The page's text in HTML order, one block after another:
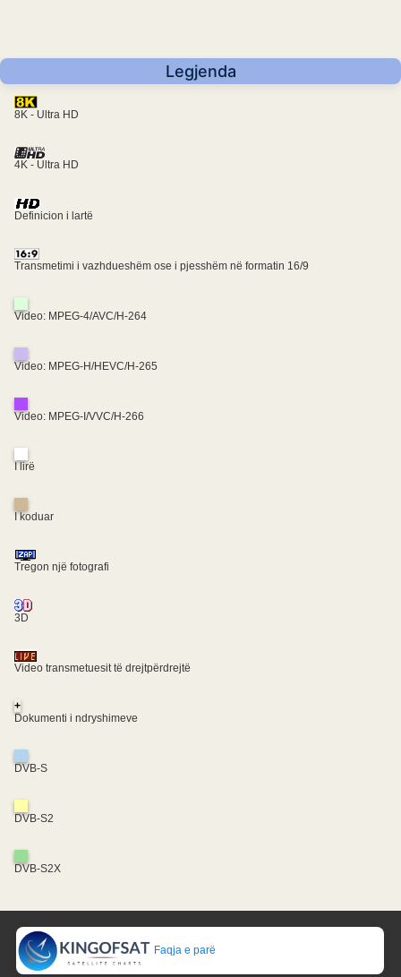
Legjenda
8K - Ultra HD
4K - Ultra HD
Definicion i lartë
Transmetimi i vazhdueshëm ose i pjesshëm në formatin 16/9
Video: MPEG-4/AVC/H-264
Video: MPEG-H/HEVC/H-265
Video: MPEG-I/VVC/H-266
I lirë
I koduar
Tregon një fotografi
3D
Video transmetuesit të drejtpërdrejtë
+
Dokumenti i ndryshimeve
DVB-S
DVB-S2
DVB-S2X
Faqja e parë